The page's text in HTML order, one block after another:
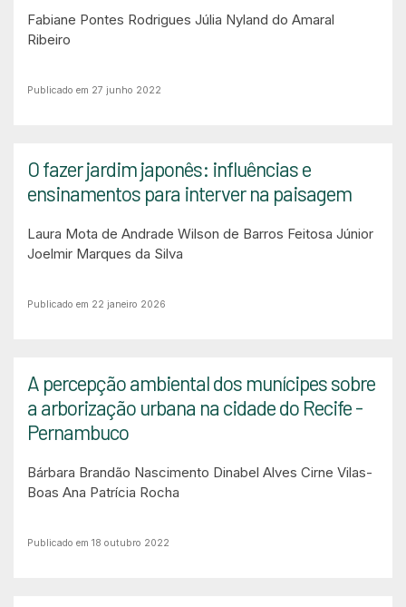
Fabiane Pontes Rodrigues Júlia Nyland do Amaral
Ribeiro
Publicado em 27 junho 2022
O fazer jardim japonês: influências e
ensinamentos para interver na paisagem
Laura Mota de Andrade Wilson de Barros Feitosa Júnior
Joelmir Marques da Silva
Publicado em 22 janeiro 2026
A percepção ambiental dos munícipes sobre
a arborização urbana na cidade do Recife -
Pernambuco
Bárbara Brandão Nascimento Dinabel Alves Cirne Vilas-
Boas Ana Patrícia Rocha
Publicado em 18 outubro 2022